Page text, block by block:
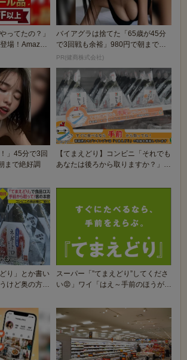
ってたの？」
場！Amazon
バイアグラは捨てた「65歳が45分
で3回戦も余裕」980円で朝まで絶
好調！
PR(健商株式会社)
」45分で3回
まで絶好調
【てまえどり】コンビニ「それでも
あなたは後ろから取りますか？」
り」とか書い
けど奥の方か
スーパー「”てまえどり”してくださ
い😡」ワイ「はえ～手前のほうが賞